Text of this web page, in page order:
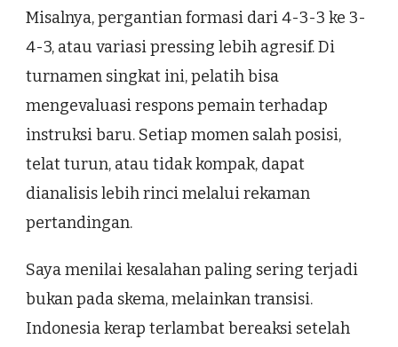
Misalnya, pergantian formasi dari 4-3-3 ke 3-
4-3, atau variasi pressing lebih agresif. Di
turnamen singkat ini, pelatih bisa
mengevaluasi respons pemain terhadap
instruksi baru. Setiap momen salah posisi,
telat turun, atau tidak kompak, dapat
dianalisis lebih rinci melalui rekaman
pertandingan.
Saya menilai kesalahan paling sering terjadi
bukan pada skema, melainkan transisi.
Indonesia kerap terlambat bereaksi setelah